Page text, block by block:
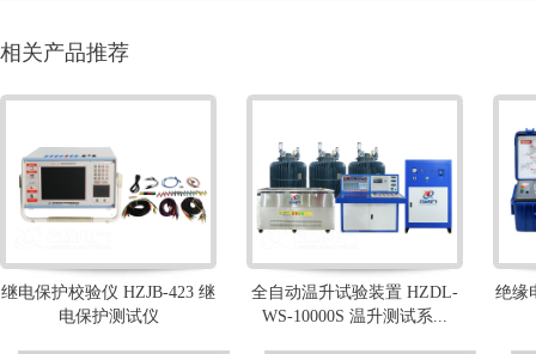
相关产品推荐
继电保护校验仪 HZJB-423 继
电保护测试仪
全自动温升试验装置 HZDL-
WS-10000S 温升测试系...
绝缘